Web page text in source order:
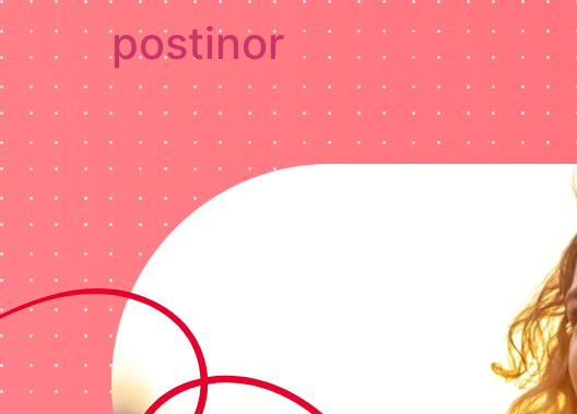
postinor